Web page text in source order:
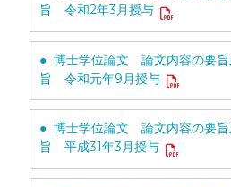
旨 令和2年3月授与
● 博士学位論文 論文内容の要旨
旨 令和元年9月授与
● 博士学位論文 論文内容の要旨
旨 平成31年3月授与